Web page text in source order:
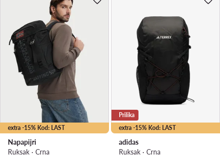
extra -15% Kod: LAST
Napapijri
Ruksak · Crna
extra -15% Kod: LAST
Prilika
adidas
Ruksak · Crna